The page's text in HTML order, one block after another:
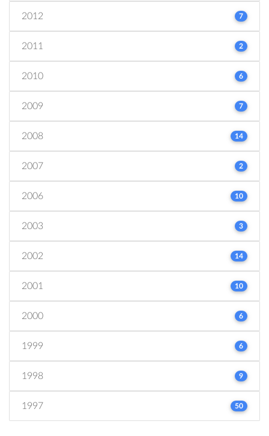
2012 7
2011 2
2010 6
2009 7
2008 14
2007 2
2006 10
2003 3
2002 14
2001 10
2000 6
1999 6
1998 9
1997 50